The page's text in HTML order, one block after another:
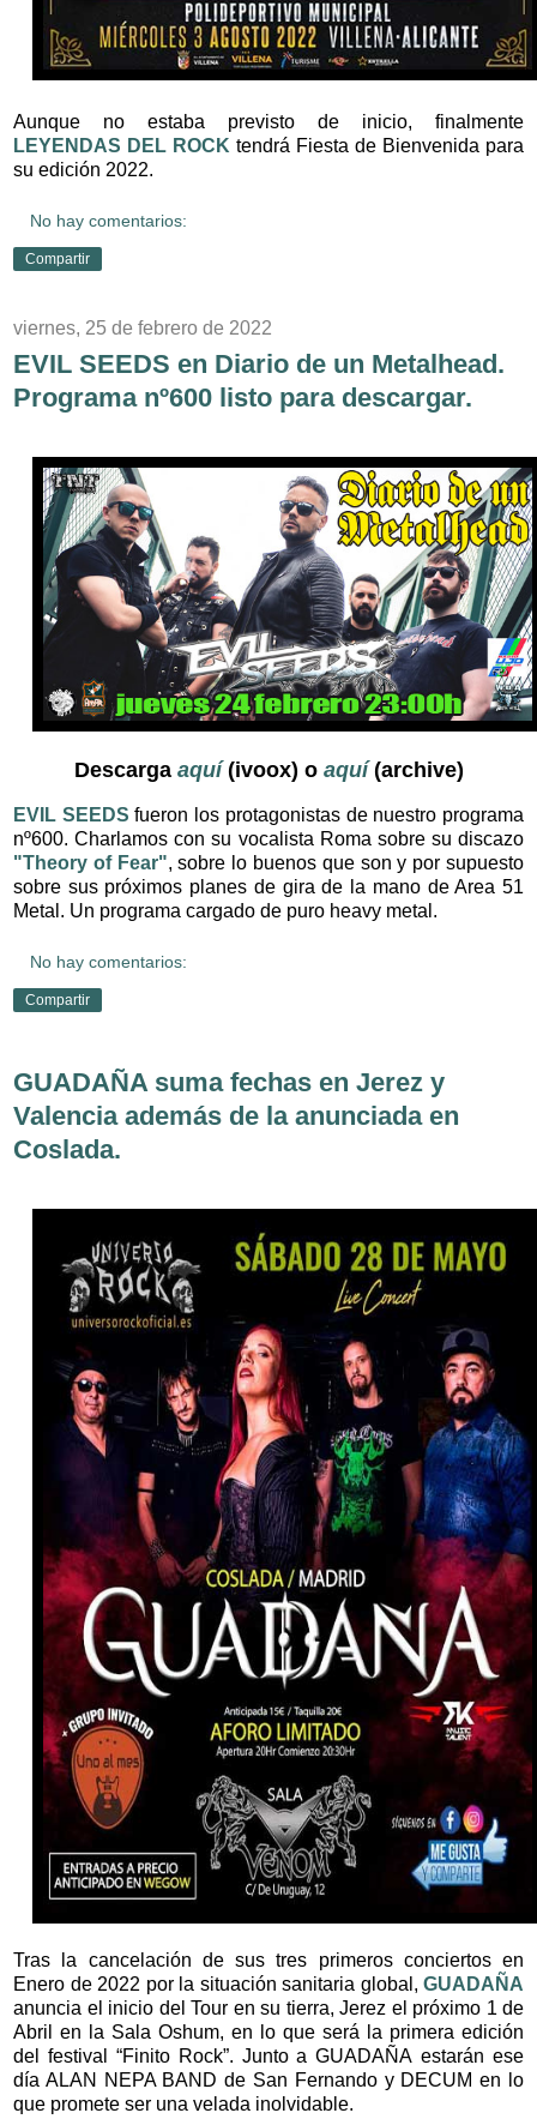
Aunque no estaba previsto de inicio, finalmente
LEYENDAS DEL ROCK tendrá Fiesta de Bienvenida para
su edición 2022.
No hay comentarios:
Compartir
viernes, 25 de febrero de 2022
EVIL SEEDS en Diario de un Metalhead.
Programa nº600 listo para descargar.
Descarga aquí(ivoox) o aquí(archive)
EVIL SEEDS fueron los protagonistas de nuestro programa
nº600. Charlamos con su vocalista Roma sobre su discazo
"Theory of Fear", sobre lo buenos que son y por supuesto
sobre sus próximos planes de gira de la mano de Area 51
Metal. Un programa cargado de puro heavy metal.
No hay comentarios:
Compartir
GUADAÑA suma fechas en Jerez y
Valencia además de la anunciada en
Coslada.
Tras la cancelación de sus tres primeros conciertos en
Enero de 2022 por la situación sanitaria global, GUADAÑA
anuncia el inicio del Tour en su tierra, Jerez el próximo 1 de
Abril en la Sala Oshum, en lo que será la primera edición
del festival “Finito Rock”. Junto a GUADAÑA estarán ese
día ALAN NEPA BAND de San Fernando y DECUM en lo
que promete ser una velada inolvidable.